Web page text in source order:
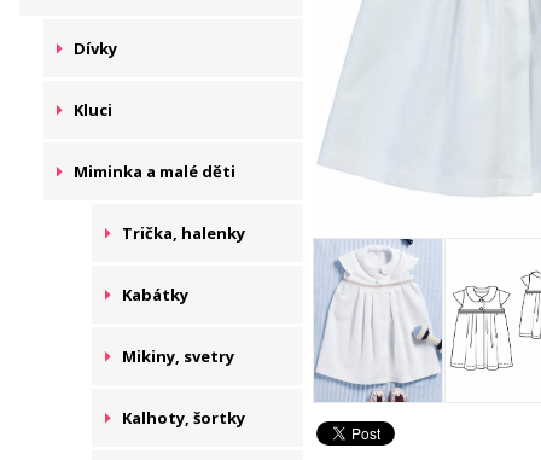
Dívky
Kluci
Miminka a malé děti
Trička, halenky
Kabátky
Mikiny, svetry
Kalhoty, šortky